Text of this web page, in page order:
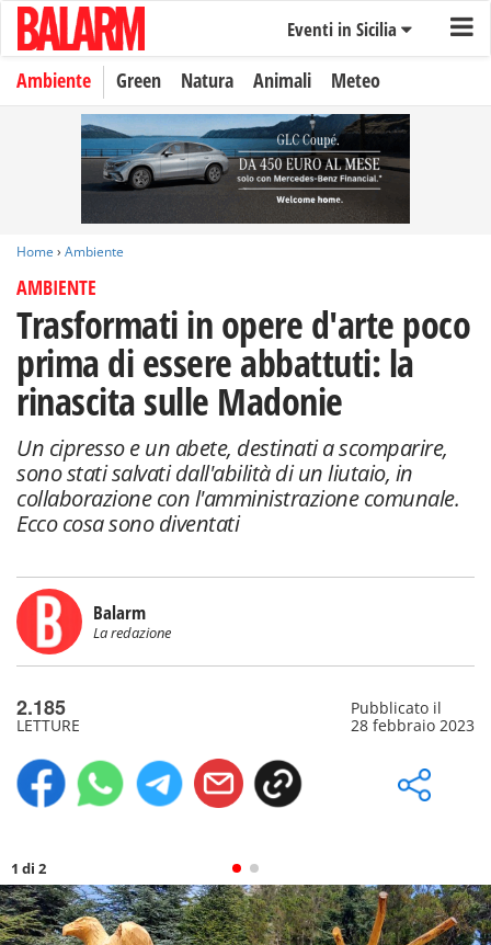
Eventi in Sicilia
Ambiente Green Natura Animali Meteo
Home › Ambiente
AMBIENTE
Trasformati in opere d'arte poco
prima di essere abbattuti: la
rinascita sulle Madonie
Un cipresso e un abete, destinati a scomparire,
sono stati salvati dall'abilità di un liutaio, in
collaborazione con l'amministrazione comunale.
Ecco cosa sono diventati
Balarm
La redazione
2.185
LETTURE
Pubblicato il
28 febbraio 2023
1 di 2